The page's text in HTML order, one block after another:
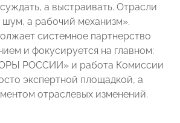
а выстраивать. Отрасли
шум, а рабочий механизм».
системное партнерство
и фокусируется на главном:
РОССИИ» и работа Комиссии
экспертной площадкой, а
отраслевых изменений.